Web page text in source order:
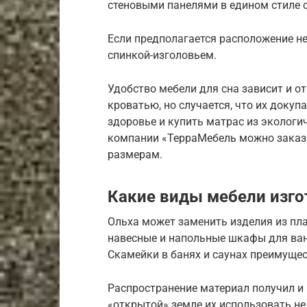
стеновыми панелями в едином стиле
Если предполагается расположение
спинкой-изголовьем.
Удобство мебели для сна зависит и
кроватью, но случается, что их
здоровье и купить матрас из
компании «ТерраМебель можно
размерам.
Какие виды мебели
Ольха может заменить изделия из
навесные и напольные шкафы для
Скамейки в банях и саунах
Распространение материал получил